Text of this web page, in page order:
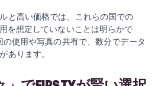
と高い価格では、これらの国での
を想定していないことは明らかで
使用や写真の共有で、数分でデータ
あります。